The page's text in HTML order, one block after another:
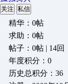
关注 私信
精华：0帖
求助：0帖
帖子：0帖 | 14回
年度积分：0
历史总积分：36